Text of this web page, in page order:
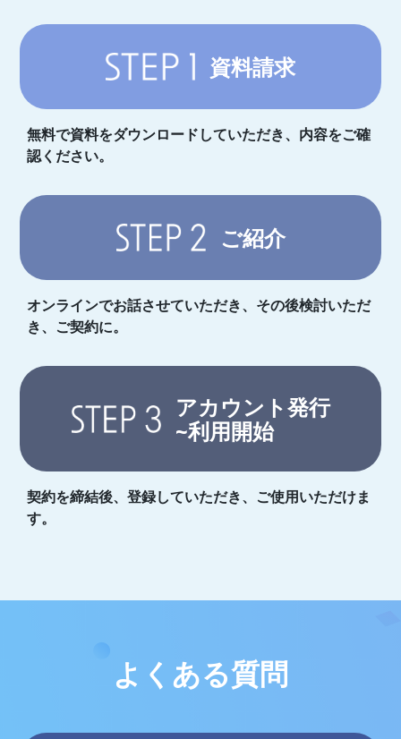
資料請求
無料で資料をダウンロードしていただき、内容をご確
認ください。
ご紹介
オンラインでお話させていただき、その後検討いただ
き、ご契約に。
アカウント発行
~利用開始
契約を締結後、登録していただき、ご使用いただけま
す。
よくある質問